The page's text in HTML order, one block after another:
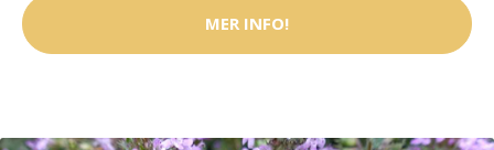
MER INFO!